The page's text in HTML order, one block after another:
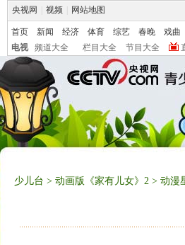
央视网 视频 网站地图
首页 新闻 经济 体育 综艺 春晚 戏曲
电视
频道大全 栏目大全 节目大全
少儿台 > 动画版《家有儿女》2 > 动漫